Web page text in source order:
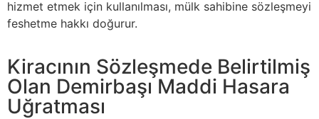
hizmet etmek için kullanılması, mülk sahibine sözleşmeyi
feshetme hakkı doğurur.
Kiracının Sözleşmede Belirtilmiş
Olan Demirbaşı Maddi Hasara
Uğratması